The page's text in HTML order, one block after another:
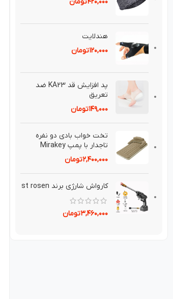
۴۲۰,۰۰۰تومان
هندلايت
۱۲۰,۰۰۰تومان
پد افزايش قد KA23 ضد
تعريق⁣
۱۴۹,۰۰۰تومان
تخت خواب بادی دو نفره
تاجدار با پمپ Mirakey
۲,۴۰۰,۰۰۰تومان
کارواش شارژی برند st rosen
۳,۴۶۰,۰۰۰تومان